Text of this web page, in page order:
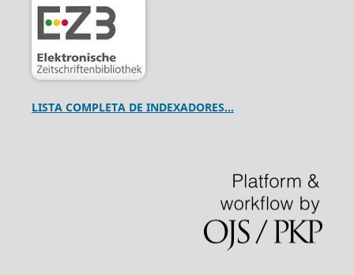
LISTA COMPLETA DE INDEXADORES...